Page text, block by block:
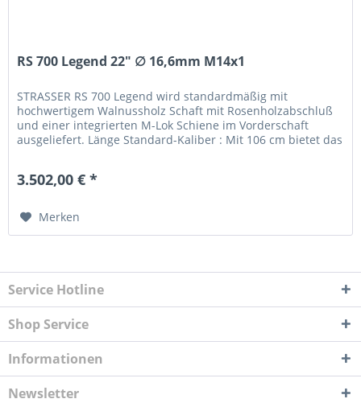
RS 700 Legend 22" ∅ 16,6mm M14x1
STRASSER RS 700 Legend wird standardmäßig mit
hochwertigem Walnussholz Schaft mit Rosenholzabschluß
und einer integrierten M-Lok Schiene im Vorderschaft
ausgeliefert. Länge Standard-Kaliber : Mit 106 cm bietet das
3.502,00 € *
Merken
Service Hotline
Shop Service
Informationen
Newsletter